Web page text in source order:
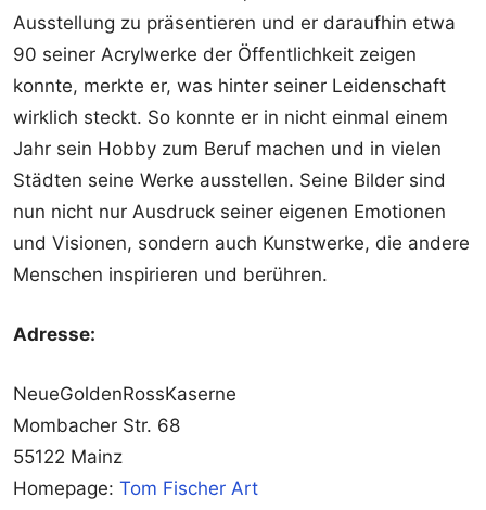
Ausstellung zu präsentieren und er daraufhin etwa
90 seiner Acrylwerke der Öffentlichkeit zeigen
konnte, merkte er, was hinter seiner Leidenschaft
wirklich steckt. So konnte er in nicht einmal einem
Jahr sein Hobby zum Beruf machen und in vielen
Städten seine Werke ausstellen. Seine Bilder sind
nun nicht nur Ausdruck seiner eigenen Emotionen
und Visionen, sondern auch Kunstwerke, die andere
Menschen inspirieren und berühren.
Adresse:
NeueGoldenRossKaserne
Mombacher Str. 68
55122 Mainz
Homepage: Tom Fischer Art